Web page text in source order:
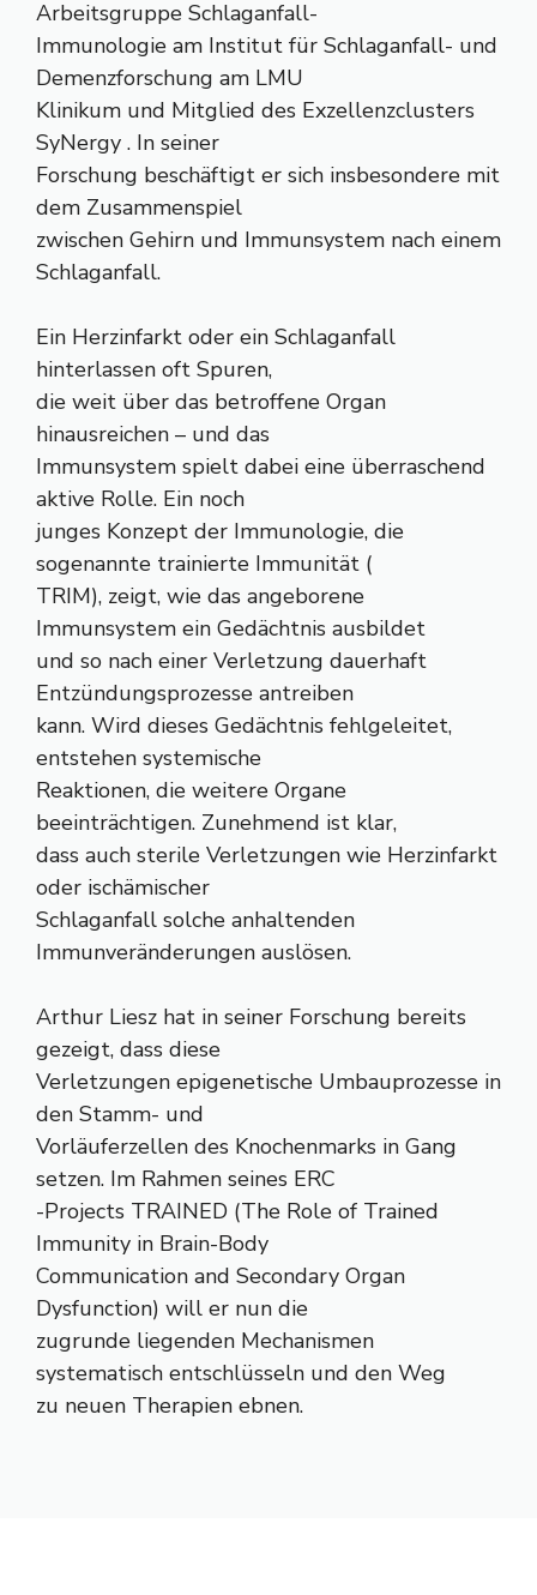
Arbeitsgruppe Schlaganfall-
Immunologie am Institut für Schlaganfall- und
Demenzforschung am LMU
Klinikum und Mitglied des Exzellenzclusters
SyNergy . In seiner
Forschung beschäftigt er sich insbesondere mit
dem Zusammenspiel
zwischen Gehirn und Immunsystem nach einem
Schlaganfall.
Ein Herzinfarkt oder ein Schlaganfall
hinterlassen oft Spuren,
die weit über das betroffene Organ
hinausreichen – und das
Immunsystem spielt dabei eine überraschend
aktive Rolle. Ein noch
junges Konzept der Immunologie, die
sogenannte trainierte Immunität (
TRIM), zeigt, wie das angeborene
Immunsystem ein Gedächtnis ausbildet
und so nach einer Verletzung dauerhaft
Entzündungsprozesse antreiben
kann. Wird dieses Gedächtnis fehlgeleitet,
entstehen systemische
Reaktionen, die weitere Organe
beeinträchtigen. Zunehmend ist klar,
dass auch sterile Verletzungen wie Herzinfarkt
oder ischämischer
Schlaganfall solche anhaltenden
Immunveränderungen auslösen.
Arthur Liesz hat in seiner Forschung bereits
gezeigt, dass diese
Verletzungen epigenetische Umbauprozesse in
den Stamm- und
Vorläuferzellen des Knochenmarks in Gang
setzen. Im Rahmen seines ERC
-Projects TRAINED (The Role of Trained
Immunity in Brain-Body
Communication and Secondary Organ
Dysfunction) will er nun die
zugrunde liegenden Mechanismen
systematisch entschlüsseln und den Weg
zu neuen Therapien ebnen.